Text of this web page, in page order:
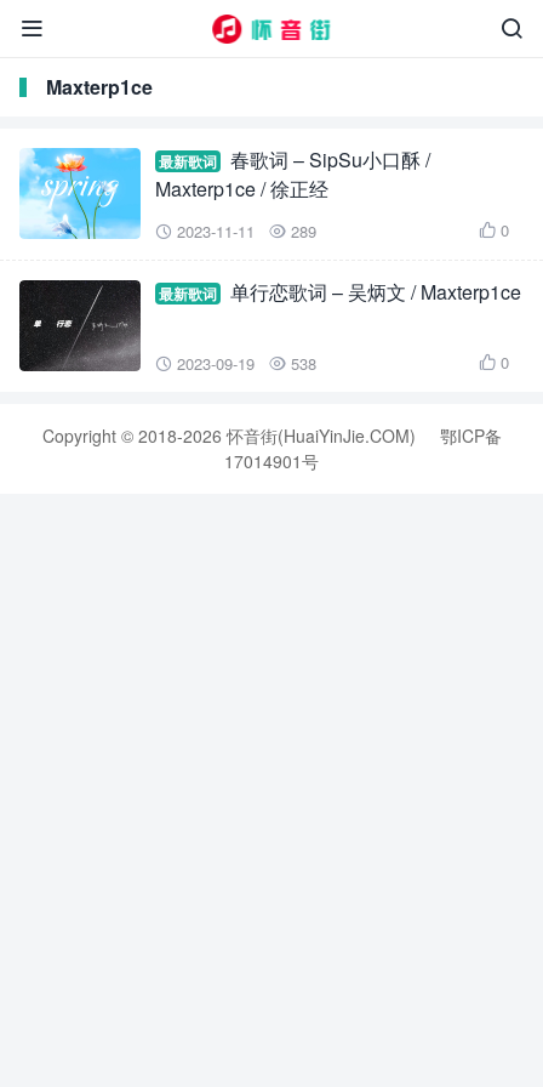


Maxterp1ce
最新歌词
春歌词 – SipSu小口酥 /
Maxterp1ce / 徐正经
 2023-11-11  289  0
最新歌词 单行恋歌词 – 吴炳文 / Maxterp1ce
 2023-09-19  538  0
Copyright © 2018-2026 怀音街(HuaiYinJie.COM)
鄂ICP备
17014901号